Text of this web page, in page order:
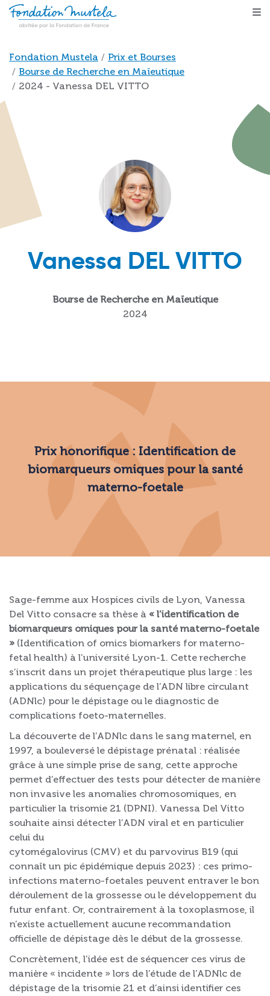
Aller au contenu principal
Fil d'Ariane
Fondation Mustela
Prix et Bourses
Bourse de Recherche en Maïeutique
2024 - Vanessa DEL VITTO
Vanessa DEL VITTO
Bourse de Recherche en Maïeutique
2024
Prix honorifique : Identification de
biomarqueurs omiques pour la santé
materno-foetale
Sage-femme aux Hospices civils de Lyon, Vanessa
Del Vitto consacre sa thèse à « l’identification de
biomarqueurs omiques pour la santé materno-foetale
» (Identification of omics biomarkers for materno-
fetal health) à l’université Lyon-1. Cette recherche
s’inscrit dans un projet thérapeutique plus large : les
applications du séquençage de l’ADN libre circulant
(ADNlc) pour le dépistage ou le diagnostic de
complications foeto-maternelles.
La découverte de l’ADNlc dans le sang maternel, en
1997, a bouleversé le dépistage prénatal : réalisée
grâce à une simple prise de sang, cette approche
permet d’effectuer des tests pour détecter de manière
non invasive les anomalies chromosomiques, en
particulier la trisomie 21 (DPNI). Vanessa Del Vitto
souhaite ainsi détecter l’ADN viral et en particulier
celui du
cytomégalovirus (CMV) et du parvovirus B19 (qui
connaît un pic épidémique depuis 2023) : ces primo-
infections materno-foetales peuvent entraver le bon
déroulement de la grossesse ou le développement du
futur enfant. Or, contrairement à la toxoplasmose, il
n’existe actuellement aucune recommandation
officielle de dépistage dès le début de la grossesse.
Concrètement, l’idée est de séquencer ces virus de
manière « incidente » lors de l’étude de l’ADNlc de
dépistage de la trisomie 21 et d’ainsi identifier ces